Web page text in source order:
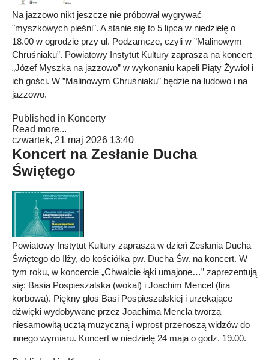
Na jazzowo nikt jeszcze nie próbował wygrywać
"myszkowych pieśni". A stanie się to 5 lipca w niedzielę o
18.00 w ogrodzie przy ul. Podzamcze, czyli w ”Malinowym
Chruśniaku”. Powiatowy Instytut Kultury zaprasza na koncert
„Józef Myszka na jazzowo” w wykonaniu kapeli Piąty Żywioł i
ich gości. W ”Malinowym Chruśniaku” będzie na ludowo i na
jazzowo.
Published in Koncerty
Read more...
czwartek, 21 maj 2026 13:40
Koncert na Zesłanie Ducha
Świętego
Powiatowy Instytut Kultury zaprasza w dzień Zesłania Ducha
Świętego do Iłży, do kościółka pw. Ducha Św. na koncert. W
tym roku, w koncercie „Chwalcie łąki umajone…” zaprezentują
się: Basia Pospieszalska (wokal) i Joachim Mencel (lira
korbowa). Piękny głos Basi Pospieszalskiej i urzekające
dźwięki wydobywane przez Joachima Mencla tworzą
niesamowitą ucztą muzyczną i wprost przenoszą widzów do
innego wymiaru. Koncert w niedzielę 24 maja o godz. 19.00.